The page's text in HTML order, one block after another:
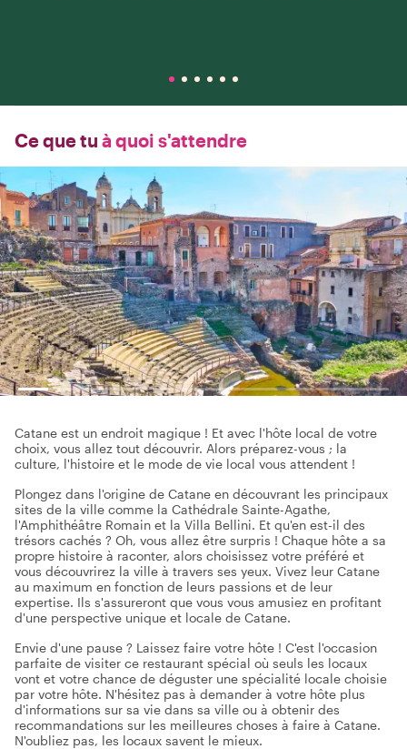
Ce que tu à quoi s'attendre
Catane est un endroit magique ! Et avec l'hôte local de votre
choix, vous allez tout découvrir. Alors préparez-vous ; la
culture, l'histoire et le mode de vie local vous attendent !
Plongez dans l'origine de Catane en découvrant les principaux
sites de la ville comme la Cathédrale Sainte-Agathe,
l'Amphithéâtre Romain et la Villa Bellini. Et qu'en est-il des
trésors cachés ? Oh, vous allez être surpris ! Chaque hôte a sa
propre histoire à raconter, alors choisissez votre préféré et
vous découvrirez la ville à travers ses yeux. Vivez leur Catane
au maximum en fonction de leurs passions et de leur
expertise. Ils s'assureront que vous vous amusiez en profitant
d'une perspective unique et locale de Catane.
Envie d'une pause ? Laissez faire votre hôte ! C'est l'occasion
parfaite de visiter ce restaurant spécial où seuls les locaux
vont et votre chance de déguster une spécialité locale choisie
par votre hôte. N'hésitez pas à demander à votre hôte plus
d'informations sur sa vie dans sa ville ou à obtenir des
recommandations sur les meilleures choses à faire à Catane.
N'oubliez pas, les locaux savent le mieux.